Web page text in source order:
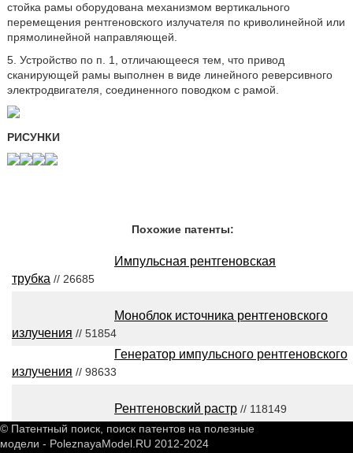
стойка рамы оборудована механизмом вертикального
перемещения рентгеновского излучателя по криволинейной или
прямолинейной направляющей.
5. Устройство по п. 1, отличающееся тем, что привод
сканирующей рамы выполнен в виде линейного реверсивного
электродвигателя, соединенного поводком с рамой.
РИСУНКИ
Похожие патенты:
Импульсная рентгеновская
трубка // 26685
Моноблок источника рентгеновского
излучения // 51854
Генератор импульсного рентгеновского
излучения // 98633
Рентгеновский растр // 118149
© Патентный поиск, поиск патентов на полезные
модели - PoleznayaModel.RU 2012-2024